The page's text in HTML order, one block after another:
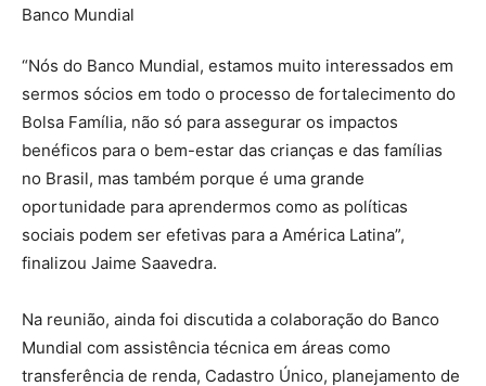
“Nós do Banco Mundial, estamos muito interessados em
sermos sócios em todo o processo de fortalecimento do
Bolsa Família, não só para assegurar os impactos
benéficos para o bem-estar das crianças e das famílias
no Brasil, mas também porque é uma grande
oportunidade para aprendermos como as políticas
sociais podem ser efetivas para a América Latina”,
finalizou Jaime Saavedra.
Na reunião, ainda foi discutida a colaboração do Banco
Mundial com assistência técnica em áreas como
transferência de renda, Cadastro Único, planejamento de